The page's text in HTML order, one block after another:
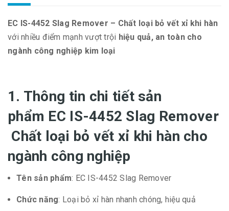
EC IS-4452 Slag Remover – Chất loại bỏ vết xỉ khi hàn
với nhiều điểm mạnh vượt trội hiệu quả, an toàn cho
ngành công nghiệp kim loại
1. Thông tin chi tiết sản
phẩm EC IS-4452 Slag Remover
Chất loại bỏ vết xỉ khi hàn cho
ngành công nghiệp
Tên sản phẩm: EC IS-4452 Slag Remover
Chức năng: Loại bỏ xỉ hàn nhanh chóng, hiệu quả